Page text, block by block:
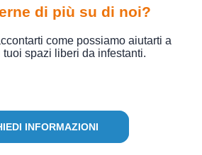
di più su di noi?
come possiamo aiutarti a
tuoi spazi liberi da infestanti.
INFORMAZIONI